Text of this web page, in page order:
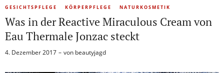
GESICHTSPFLEGE KÖRPERPFLEGE NATURKOSMETIK
Was in der Reactive Miraculous Cream von
Eau Thermale Jonzac steckt
4. Dezember 2017 von beautyjagd